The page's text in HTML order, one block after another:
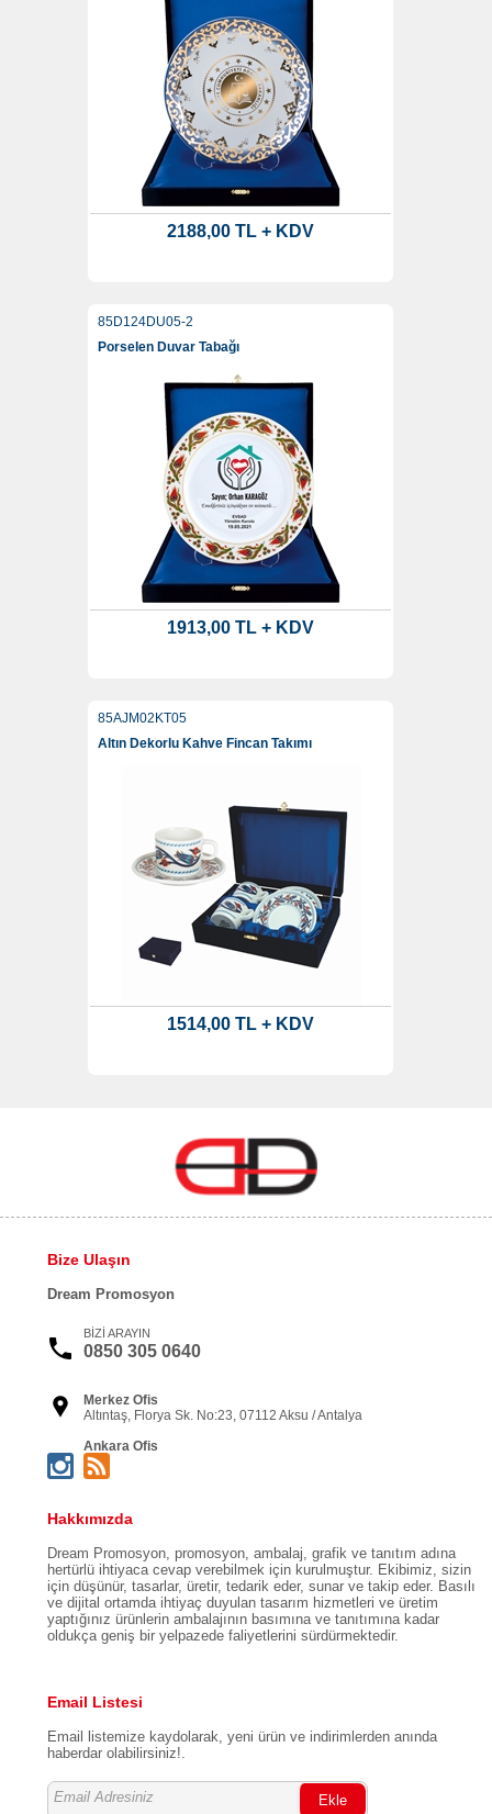
2188,00 TL + KDV
85D124DU05-2
Porselen Duvar Tabağı
1913,00 TL + KDV
85AJM02KT05
Altın Dekorlu Kahve Fincan Takımı
1514,00 TL + KDV
Bize Ulaşın
Dream Promosyon
BİZİ ARAYIN
0850 305 0640
Merkez Ofis
Altıntaş, Florya Sk. No:23, 07112 Aksu / Antalya
Ankara Ofis
Öveçler, 1335. Sk. Başak Apt No:20 Daire:4, 06460
Çankaya / Ankara
Kükürtlü, Kükürtlü Cd. Yeşilkent Sitesi 72/2 B Blok
İstanbul Ofis
Kemankeş Karamustafa Paşa, Mahallesi, Baş Cerrah Sk.
No:4/3, 34425 Beyoğlu / İstanbul
İzmir Ofis
Adalet, 1594/1. Sk. No: 1 Kat: 2, Daire: 38, 35530
Hakkımızda
Dream Promosyon, promosyon, ambalaj, grafik ve tanıtım adına
hertürlü ihtiyaca cevap verebilmek için kurulmuştur. Ekibimiz, sizin
için düşünür, tasarlar, üretir, tedarik eder, sunar ve takip eder. Basılı
ve dijital ortamda ihtiyaç duyulan tasarım hizmetleri ve üretim
yaptığınız ürünlerin ambalajının basımına ve tanıtımına kadar
oldukça geniş bir yelpazede faliyetlerini sürdürmektedir.
Email Listesi
Email listemize kaydolarak, yeni ürün ve indirimlerden anında
haberdar olabilirsiniz!.
Ekle